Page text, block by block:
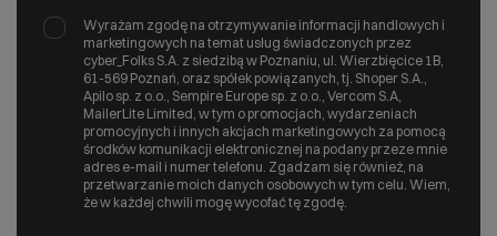
Wyrażam zgodę na otrzymywanie informacji handlowych i
marketingowych na temat usług świadczonych przez
cyber_Folks S.A. z siedzibą w Poznaniu, ul. Wierzbięcice 1B,
61-569 Poznań, oraz spółek powiązanych, tj. Shoper S.A.,
Apilo sp. z o.o., Sempire Europe sp. z o.o., Vercom S.A,
MailerLite Limited, w tym o promocjach, wydarzeniach
promocyjnych i innych akcjach marketingowych za pomocą
środków komunikacji elektronicznej na podany przeze mnie
adres e-mail i numer telefonu. Zgadzam się również, na
przetwarzanie moich danych osobowych w tym celu. Wiem,
że w każdej chwili mogę wycofać tę zgodę.